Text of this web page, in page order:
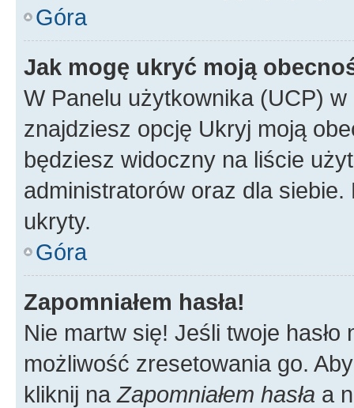
Góra
Jak mogę ukryć moją
W Panelu użytkownika (UCP) w
znajdziesz opcję Ukryj moją
będziesz widoczny na liście
administratorów oraz dla
ukryty.
Góra
Zapomniałem hasła!
Nie martw się! Jeśli twoje
możliwość zresetowania go.
kliknij naZapomniałem hasła a